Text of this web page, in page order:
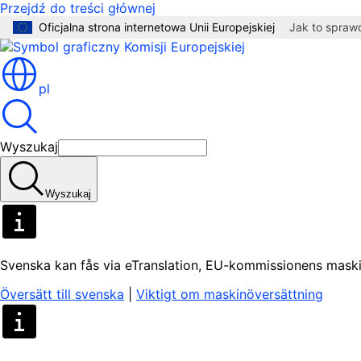
Przejdź do treści głównej
Oficjalna strona internetowa Unii Europejskiej Jak to
pl
Wyszukaj
Wyszukaj
Svenska kan fås via eTranslation, EU-kommissionens
Översätt till svenska
Viktigt om maskinöversättning